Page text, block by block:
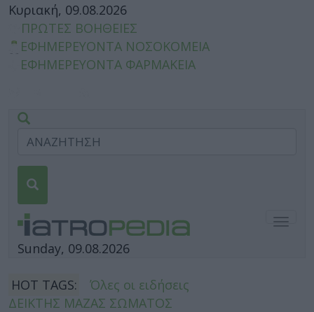
Κυριακή, 09.08.2026
ΠΡΩΤΕΣ ΒΟΗΘΕΙΕΣ
ΕΦΗΜΕΡΕΥΟΝΤΑ ΝΟΣΟΚΟΜΕΙΑ
ΕΦΗΜΕΡΕΥΟΝΤΑ ΦΑΡΜΑΚΕΙΑ
Sunday, 09.08.2026
HOT TAGS:
Όλες οι ειδήσεις
ΔΕΙΚΤΗΣ ΜΑΖΑΣ ΣΩΜΑΤΟΣ